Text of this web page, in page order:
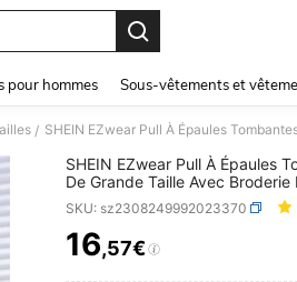
pour hommes Sous-vêtements et
/
SHEIN EZwear Pull À Épaules
De Grande Taille Avec
SKU: sz2308249992023370
PRICE AND
16,57€